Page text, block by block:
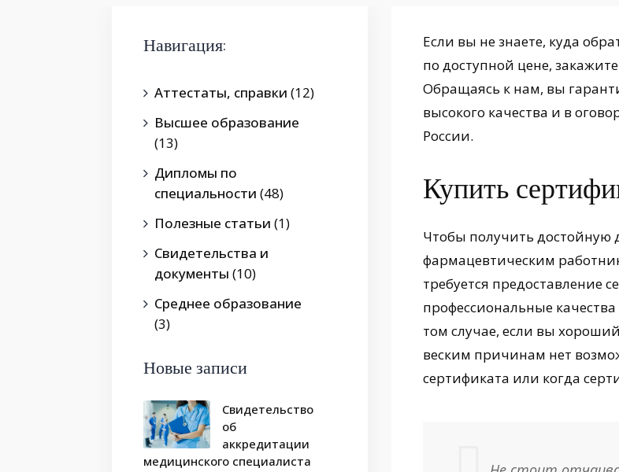
Если вы не знаете, куда
по доступной цене,
Обращаясь к нам, вы
высокого качества и в
России.
Купить
Чтобы получить
фармацевтическим
требуется предоставление
профессиональные
том случае, если вы
веским причинам нет
сертификата или когда
Навигация:
Аттестаты, справки (12)
Высшее образование
(13)
Дипломы по
специальности (48)
Полезные статьи (1)
Свидетельства и
документы (10)
Среднее образование
(3)
Новые записи
Свидетельство
об
аккредитации
медицинского специалиста